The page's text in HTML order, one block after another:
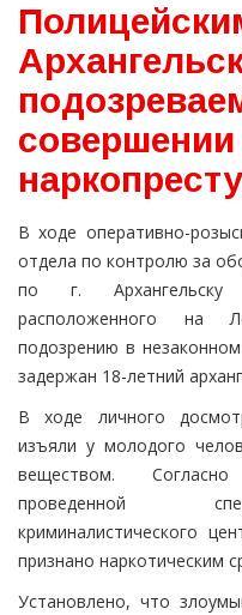
совершении
В ходе оперативно-
отдела по контролю за
по г. Архангельску
расположенного на
подозрению в
задержан 18-летний
В ходе личного
изъяли у молодого
веществом.
проведенной
криминалистического
признано наркотическим
Установлено, что